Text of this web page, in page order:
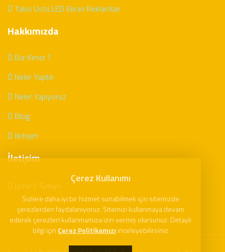
Taksi Üstü LED Ekran Reklamları
Hakkımızda
Biz Kimiz ?
Neler Yaptık
Neler Yapıyoruz
Blog
İletişim
İletişim
İzmir / Türkiye
Çerez Kullanımı
Sizlere daha iyi bir hizmet sunabilmek için sitemizde
çerezlerden faydalanıyoruz. Sitemizi kullanmaya devam
ederek çerezleri kullanmamıza izin vermiş olursunuz. Detaylı
bilgi için Çerez Politikamızı inceleyebilirsiniz